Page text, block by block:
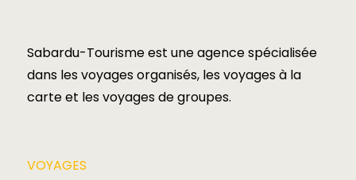
Sabardu-Tourisme est une agence spécialisée
dans les voyages organisés, les voyages à la
carte et les voyages de groupes.​
VOYAGES​